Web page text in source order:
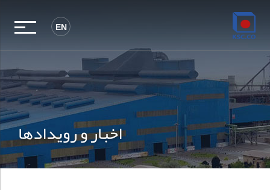
EN
اخبار و رویدادها